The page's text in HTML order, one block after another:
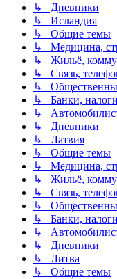
↳ Дневники
↳ Исландия
↳ Общие темы
↳ Медицина,
↳ Жильё,
↳ Связь,
↳
↳ Банки, налоги
↳
↳ Дневники
↳ Латвия
↳ Общие темы
↳ Медицина,
↳ Жильё,
↳ Связь,
↳
↳ Банки, налоги
↳
↳ Дневники
↳ Литва
↳ Общие темы